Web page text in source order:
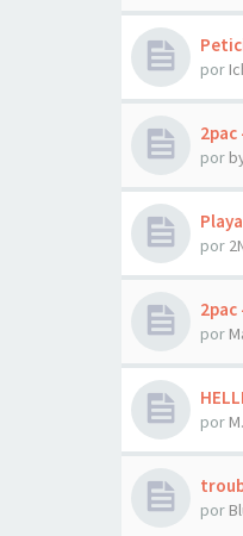
por
2pac
por
por
2pac
por
por
por